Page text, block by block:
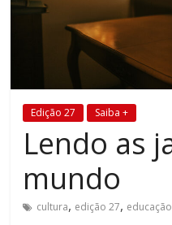
transformação.
metodologias
tecnologias
estão
vez
Edição 27 Saiba +
Lendo as
mundo
cultura, edição 27, educação